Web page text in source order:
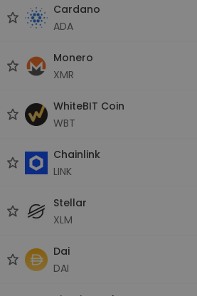
Cardano
ADA
Monero
XMR
WhiteBIT Coin
WBT
Chainlink
LINK
Stellar
XLM
Dai
DAI